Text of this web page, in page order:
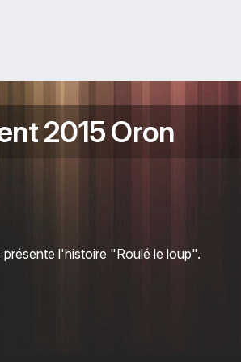
2015 Oron
l'histoire "Roulé le loup".